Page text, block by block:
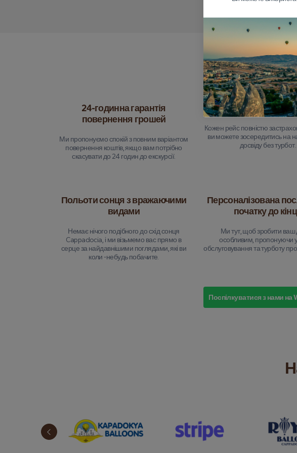
24-годинна гарантія
повернення грошей
Ми пропонуємо спокій з повним варіантом
повернення коштів, якщо вам потрібно
скасувати до 24 годин до екскурсії.
Комплексне
Кожен рейс повністю
ви можете зосередитись на
досвіду без турбот.
Польоти сонця з вражаючими
видами
Немає нічого подібного до схід сонця
Cappadocia, і ми візьмемо вас прямо в
серце за найдавнішими поглядами, які ви
коли -небудь побачите.
Персоналізована
початку до
Ми тут, щоб зробити ваш
особливим, пропонуючи
обслуговування та турботу
Поспілкуватися з нами на